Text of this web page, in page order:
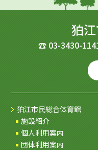
狛
☎ 03-3430-
狛江市民総合体育館
施設紹介
個人利用案内
団体利用案内